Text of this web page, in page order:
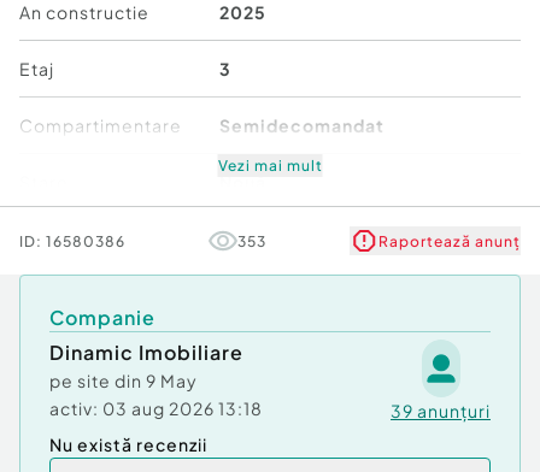
An constructie 2025
Etaj 3
Compartimentare Semidecomandat
Comfort 3
Vezi mai mult
ID: 16580386 353 Raportează anunț
Companie
Dinamic Imobiliare
pe site din 9 May
activ: 03 aug 2026 13:18 39 anunțuri
Nu există recenzii